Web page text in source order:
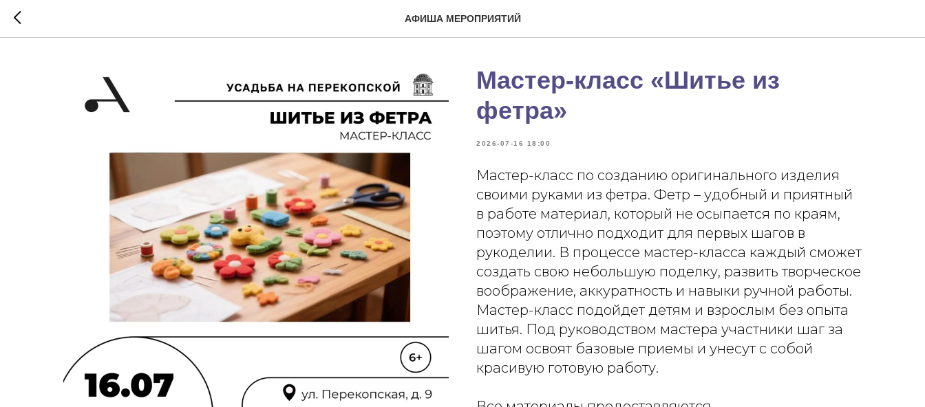
АФИША МЕРОПРИЯТИЙ
Мастер-класс «Шитье из
фетра»
2026-07-16 18:00
Мастер-класс по созданию оригинального изделия
своими руками из фетра. Фетр – удобный и приятный
в работе материал, который не осыпается по краям,
поэтому отлично подходит для первых шагов в
рукоделии. В процессе мастер-класса каждый сможет
создать свою небольшую поделку, развить творческое
воображение, аккуратность и навыки ручной работы.
Мастер-класс подойдет детям и взрослым без опыта
шитья. Под руководством мастера участники шаг за
шагом освоят базовые приемы и унесут с собой
красивую готовую работу.